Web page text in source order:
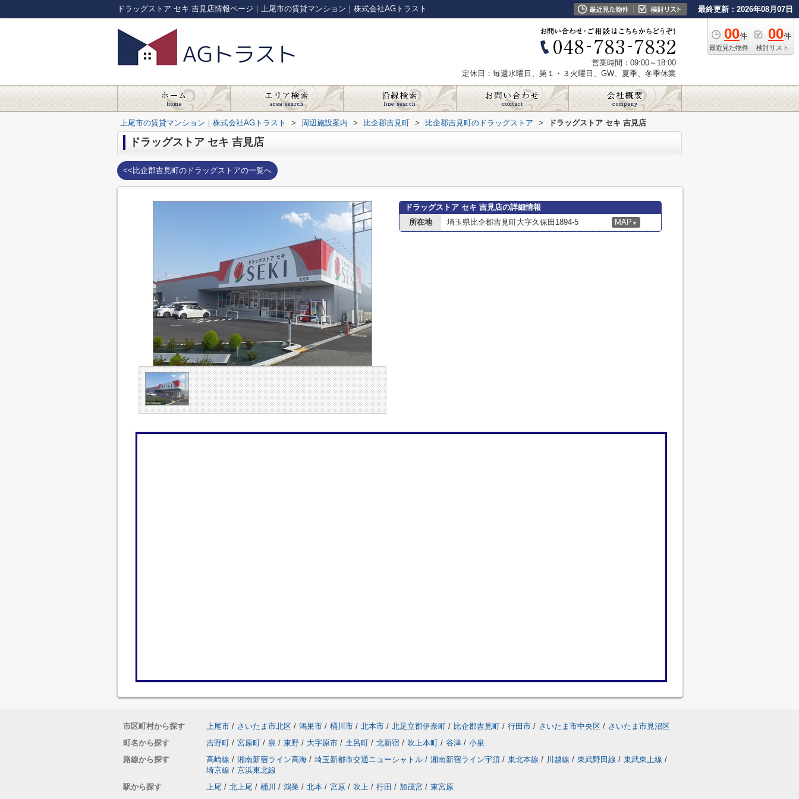
ドラッグストア セキ 吉見店情報ページ｜上尾市の賃貸マンション｜株式会社AGトラスト 最終更新：2026年08月07日
00件
最近見た物件
00件
検討リスト
営業時間：09:00～18:00
定休日：毎週水曜日、第１・３火曜日、GW、夏季、冬季休業
上尾市の賃貸マンション｜株式会社AGトラスト > 周辺施設案内 > 比企郡吉見町 > 比企郡吉見町のドラッグストア > ドラッグストア セキ 吉見店
ドラッグストア セキ 吉見店
<<比企郡吉見町のドラッグストアの一覧へ
ドラッグストア セキ 吉見店の詳細情報
所在地
埼玉県比企郡吉見町大字久保田1894-5 MAP ▼
市区町村から探す 上尾市 / さいたま市北区 / 鴻巣市 / 桶川市 / 北本市 / 北足立郡伊奈町 / 比企郡吉見町 / 行田市 / さいたま市中央区 / さいたま市見沼区
町名から探す
吉野町 / 宮原町 / 泉 / 東野 / 大字原市 / 土呂町 / 北新宿 / 吹上本町 / 谷津 / 小泉
路線から探す
高崎線 / 湘南新宿ライン高海 / 埼玉新都市交通ニューシャトル / 湘南新宿ライン宇須 / 東北本線 / 川越線 / 東武野田線 / 東武東上線 /
埼京線 / 京浜東北線
駅から探す
上尾 / 北上尾 / 桶川 / 鴻巣 / 北本 / 宮原 / 吹上 / 行田 / 加茂宮 / 東宮原